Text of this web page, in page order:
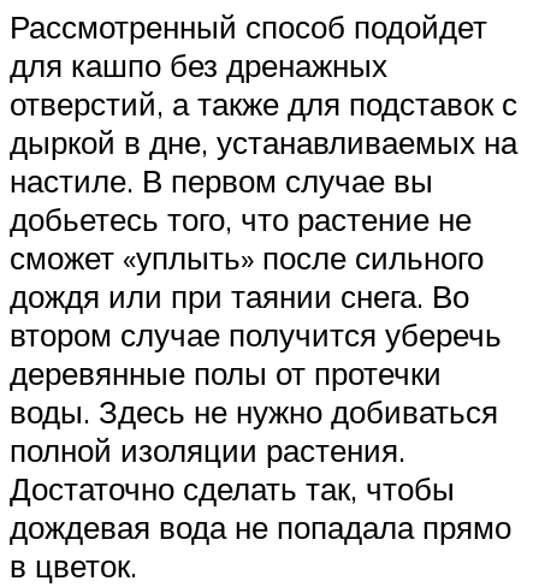
Рассмотренный способ подойдет
для кашпо без дренажных
отверстий, а также для подставок с
дыркой в дне, устанавливаемых на
настиле. В первом случае вы
добьетесь того, что растение не
сможет «уплыть» после сильного
дождя или при таянии снега. Во
втором случае получится уберечь
деревянные полы от протечки
воды. Здесь не нужно добиваться
полной изоляции растения.
Достаточно сделать так, чтобы
дождевая вода не попадала прямо
в цветок.